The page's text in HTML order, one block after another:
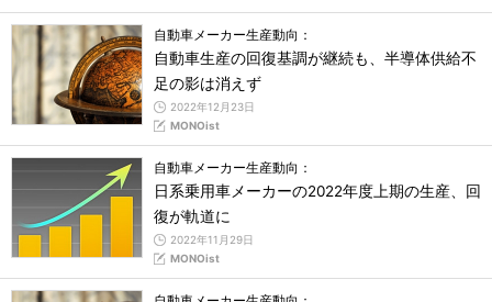
自動車メーカー生産動向：
自動車生産の回復基調が継続も、半導体供給不
足の影は消えず
2022年12月23日
MONOist
自動車メーカー生産動向：
日系乗用車メーカーの2022年度上期の生産、回
復が軌道に
2022年11月29日
MONOist